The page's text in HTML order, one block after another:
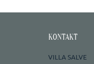
KONTAKT
VILLA SALVE